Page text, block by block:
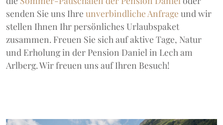
senden Sie uns Ihre unverbindliche Anfrage und wir
stellen Ihnen Ihr persönliches Urlaubspaket
zusammen. Freuen Sie sich auf aktive Tage, Natur
und Erholung in der Pension Daniel in Lech am
Arlberg. Wir freuen uns auf Ihren Besuch!